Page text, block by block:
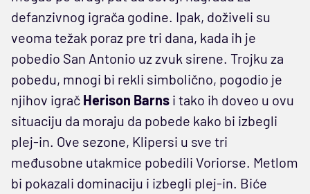
defanzivnog igrača godine. Ipak, doživeli su
veoma težak poraz pre tri dana, kada ih je
pobedio San Antonio uz zvuk sirene. Trojku za
pobedu, mnogi bi rekli simbolično, pogodio je
njihov igrač Herison Barns i tako ih doveo u ovu
situaciju da moraju da pobede kako bi izbegli
plej-in. Ove sezone, Klipersi u sve tri
međusobne utakmice pobedili Voriorse. Metlom
bi pokazali dominaciju i izbegli plej-in. Biće